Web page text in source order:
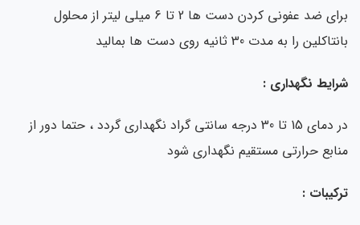
برای ضد عفونی کردن دست ها 2 تا 6 میلی لیتر از محلول
را به مدت 30 ثانیه روی دست ها بمالید
نگهداری :
در دمای 15 تا 30 درجه سانتی گراد نگهداری گردد ، حتما دور از
حرارتی مستقیم نگهداری شود
: